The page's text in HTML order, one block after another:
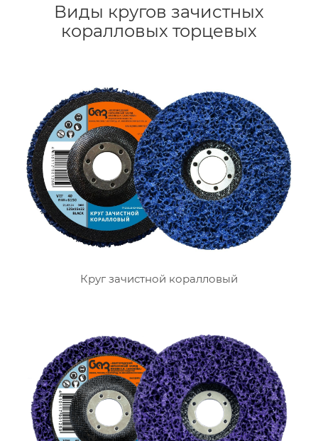
Виды кругов зачистных
коралловых торцевых
Круг зачистной коралловый